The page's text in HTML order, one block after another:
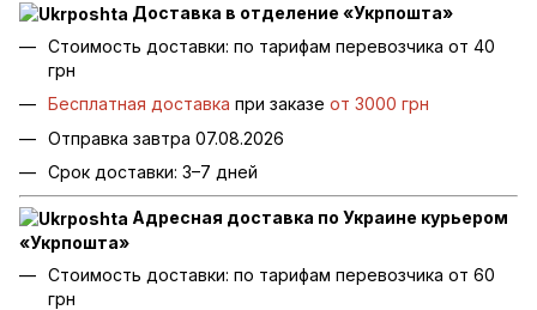
Доставка в отделение «Укрпошта»
Стоимость доставки: по тарифам перевозчика от 40
грн
Бесплатная доставка при заказе от 3000 грн
Отправка завтра 07.08.2026
Срок доставки: 3–7 дней
Адресная доставка по Украине курьером
«Укрпошта»
Стоимость доставки: по тарифам перевозчика от 60
грн